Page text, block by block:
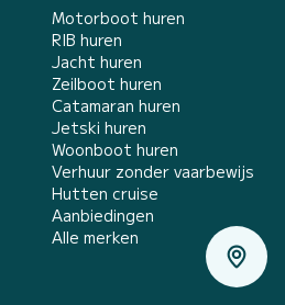
Motorboot huren
RIB huren
Jacht huren
Zeilboot huren
Catamaran huren
Jetski huren
Woonboot huren
Verhuur zonder vaarbewijs
Hutten cruise
Aanbiedingen
Alle merken